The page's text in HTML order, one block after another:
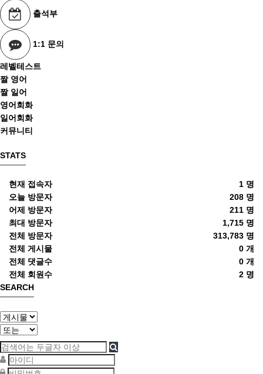
출석부
1:1 문의
레벨테스트
짤 영어
짤 일어
영어회화
일어회화
커뮤니티
STATS
1 명
현재 접속자
208 명
오늘 방문자
211 명
어제 방문자
1,715 명
최대 방문자
313,783 명
전체 방문자
0 개
전체 게시물
0 개
전체 댓글수
2 명
전체 회원수
SEARCH